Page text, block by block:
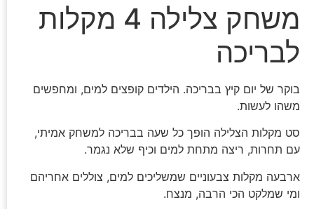
משחק צלילה 4 מקלות
לבריכה
בוקר של יום קיץ בבריכה. הילדים קופצים למים, ומחפשים
משהו לעשות.
סט מקלות הצלילה הופך כל שעה בבריכה למשחק אמיתי,
עם תחרות, ריצה מתחת למים וכיף שלא נגמר.
ארבעה מקלות צבעוניים שמשליכים למים, צוללים אחריהם
ומי שמלקט הכי הרבה, מנצח.